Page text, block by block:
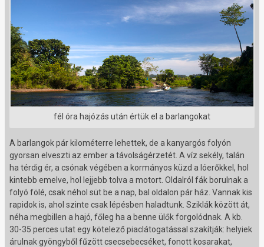
fél óra hajózás után értük el a barlangokat
A barlangok pár kilométerre lehettek, de a kanyargós folyón
gyorsan elveszti az ember a távolságérzetét. A víz sekély, talán
ha térdig ér, a csónak végében a kormányos küzd a lóerőkkel, hol
kintebb emelve, hol lejjebb tolva a motort. Oldalról fák borulnak a
folyó fölé, csak néhol süt be a nap, bal oldalon pár ház. Vannak kis
rapidok is, ahol szinte csak lépésben haladtunk. Sziklák között át,
néha megbillen a hajó, főleg ha a benne ülők forgolódnak. A kb.
30-35 perces utat egy kötelező piaclátogatással szakítják: helyiek
árulnak gyöngyből fűzött csecsebecséket, fonott kosarakat,